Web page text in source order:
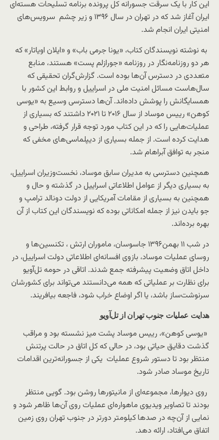
این کار با یک سرقت جسورانه کل پرونده برنامه تسلیحات هسته‌ای
ایران آغاز شد که در تهران در سال ۱۳۹۶ و زیر چشم سرویس‌های
امنیتی ایران انجام شد.
به نوشته نویسندگان کتاب، «یونا جرمی باب» و «ایلان اویاتار» که
هر دو روزنامه‌نگار در روزنامه «جورازلم پست» هستند، منابع
متعددی در دسترس آن‌ها بوده است. گزارش‌گران تحقیقی که
سال‌هاست مسائل امنیت ملی در اسراییل و روابط این کشور با
همسایگانش را پوشش داده‌اند. آن‌ها دسترسی وسیع به «یوسی
کوهن» رییس موساد از سال ۲۰۱۶ تا ۲۰۲۱ داشتند که بسیاری از
عملیات‌هایی را که در این کتاب مورد توجه قرار گرفته، طراحی و
هدایت کرده است. از جمله بسیاری از دیپلماسی‌های مخفی که
منجر به توافق آبراهام شد.
همچنین دسترسی به مدیران سابق موساد، نخست‌وزیران اسراییل،
به بسیاری دیگر از عوامل اطلاعاتی اسراییل در گذشته و حال و
همچنین به بسیاری از مقامات آمریکایی از دولت دونالد ترامپ و
جو بایدن نیز از جمله امکاناتی بوده که نویسندگان این کتاب از آن
بهره برده‌اند.
در شب ۱۱ بهمن۱۳۹۶ جاسوسان، ماموران ارتش ، تکنسین‌ها و
روسای عملیات موساد، بازوی افسانه‌ای اطلاعاتی دولت اسراییل، در
داخل اتاق وضعیت پیشرفته جمع شدند. اتاقی در حومه تل‌آویو
برای نظارت بر عملیاتی که همه می‌دانستند می‌تواند برای کشورشان
سرنوشت‌ساز باشد، یا اگر اوضاع خراب شود، فاجعه‌ بیافریند.
هدایت عملیات جنوب تهران از تل‌آویو
«یوسی کوهن»، رییس موساد پشت میز نشسته بود و مراقب
گذشت دقایق حیاتی بود، در حالی که کل اتاق در حالت پرتنش
منتظر بود تا دستور شروع عملیات یکی از جسورانه‌ترین اقدامات
تاریخ موساد صادر شود.
روی دیوارها، مجموعه‌ای از مانیتورها روشن بود. گویی منتظر
بودند تا تصاویر ویدیوی ماهواره‌ای عملیات روی آن‌ها ظاهر شود و
نمایی از آن‌چه در صدها کیلومتر دورتر در جنوب تهران روی زمین
اتفاق می‌افتاد، ارائه دهد.